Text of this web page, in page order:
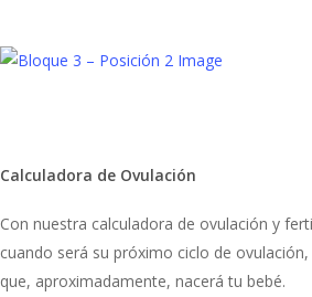
Calculadora de Ovulación
Con nuestra calculadora de ovulación y
cuando será su próximo ciclo de
que, aproximadamente, nacerá tu bebé.